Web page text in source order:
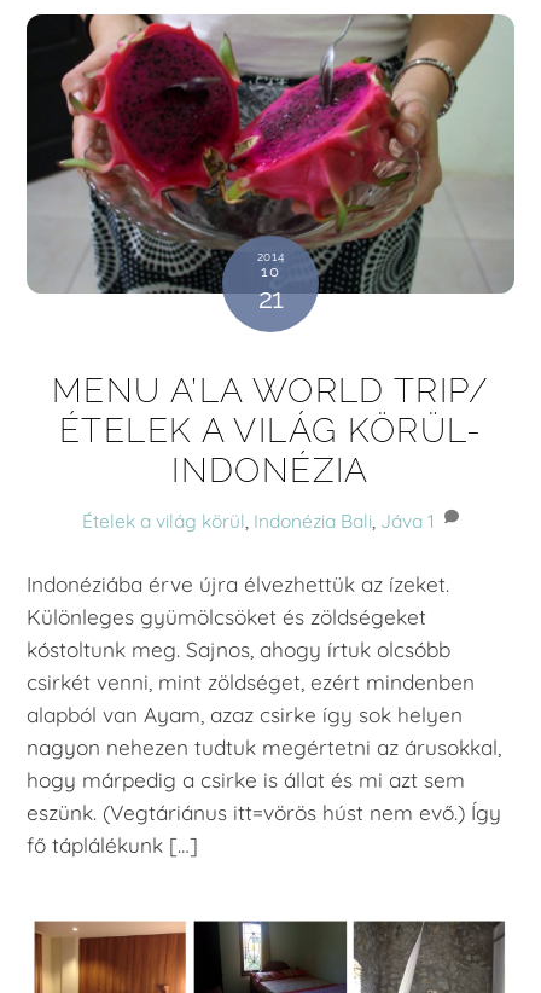
2014
10
21
MENU A’LA WORLD TRIP/
ÉTELEK A VILÁG KÖRÜL-
INDONÉZIA
Ételek a világ körül, Indonézia Bali, Jáva 1
Indonéziába érve újra élvezhettük az ízeket.
Különleges gyümölcsöket és zöldségeket
kóstoltunk meg. Sajnos, ahogy írtuk olcsóbb
csirkét venni, mint zöldséget, ezért mindenben
alapból van Ayam, azaz csirke így sok helyen
nagyon nehezen tudtuk megértetni az árusokkal,
hogy márpedig a csirke is állat és mi azt sem
eszünk. (Vegtáriánus itt=vörös húst nem evő.) Így
fő táplálékunk […]